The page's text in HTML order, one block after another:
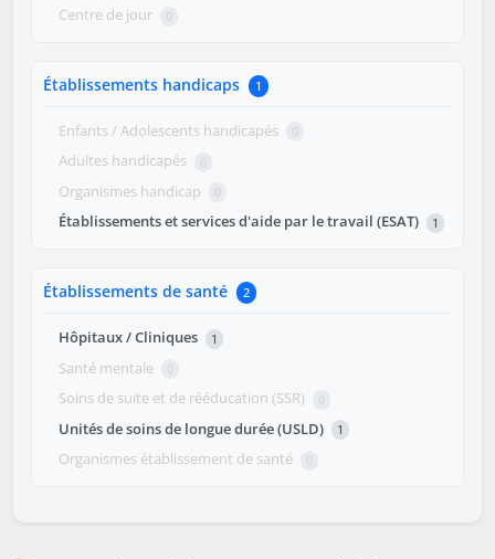
Centre de jour 0
Établissements handicaps 1
Enfants / Adolescents handicapés 0
Adultes handicapés 0
Organismes handicap 0
Établissements et services d'aide par le travail (ESAT) 1
Établissements de santé 2
Hôpitaux / Cliniques 1
Santé mentale 0
Soins de suite et de rééducation (SSR) 0
Unités de soins de longue durée (USLD) 1
Organismes établissement de santé 0